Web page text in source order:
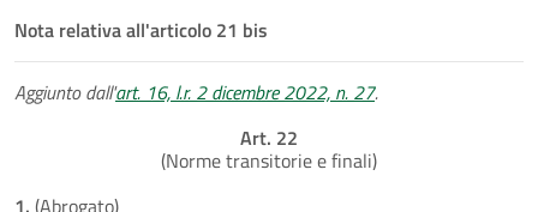
Nota relativa all'articolo 21 bis
Aggiunto dall'art. 16, l.r. 2 dicembre 2022, n. 27.
Art. 22
(Norme transitorie e finali)
1. (Abrogato)